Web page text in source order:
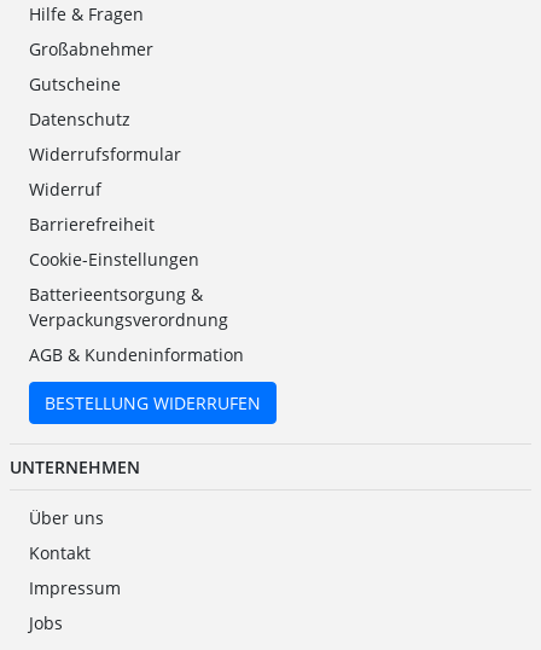
Hilfe & Fragen
Großabnehmer
Gutscheine
Datenschutz
Widerrufsformular
Widerruf
Barrierefreiheit
Cookie-Einstellungen
Batterieentsorgung &
Verpackungsverordnung
AGB & Kundeninformation
BESTELLUNG WIDERRUFEN
UNTERNEHMEN
Über uns
Kontakt
Impressum
Jobs